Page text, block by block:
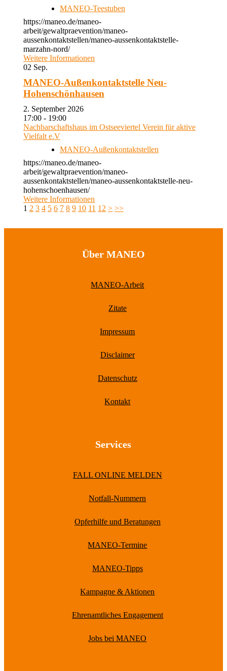
MANEO-Teestuben
https://maneo.de/maneo-
arbeit/gewaltpraevention/maneo-
aussenkontaktstellen/maneo-aussenkontaktstelle-
marzahn-nord/
Weitere Informationen
02 Sep.
MANEO-Außenkontaktstelle Neu-
Hohenschönhausen
2. September 2026
17:00 - 19:00
Nachbarschaftshaus im Ostseeviertel Verein für aktive
Vielfalt e.V
MANEO-Außenkontaktstellen
https://maneo.de/maneo-
arbeit/gewaltpraevention/maneo-
aussenkontaktstellen/maneo-aussenkontaktstelle-neu-
hohenschoenhausen/
Weitere Informationen
1 2 3 4 5 6 7 8 9 10 11 12 > >>
Über MANEO
MANEO-Arbeit
Zitate
Impressum
Disclaimer
Datenschutz
Kontakt
Services
FALL ONLINE MELDEN
Notfall-Nummern
Opferhilfe und Beratungen
MANEO-Termine
MANEO-Tipps
Kampagne & Aktionen
Ehrenamtliches Engagement
Jobs bei MANEO